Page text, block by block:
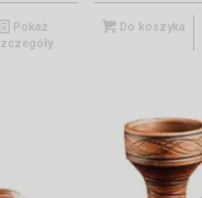
Pokaż
Do koszyka